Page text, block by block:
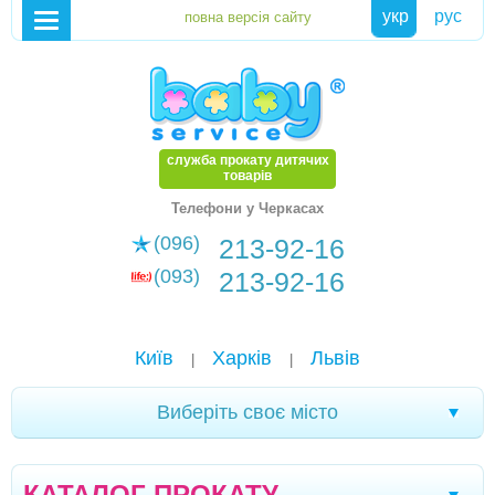
укр рус
служба прокату дитячих
товарів
Телефони у Черкасах
(096) 213-92-16
(093) 213-92-16
Київ Харків Львів
Виберіть своє місто